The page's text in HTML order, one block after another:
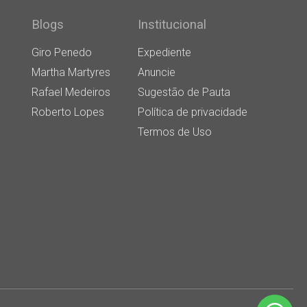
Blogs
Giro Penedo
Martha Martyres
Rafael Medeiros
Roberto Lopes
Institucional
Expediente
Anuncie
Sugestão de Pauta
Política de privacidade
Termos de Uso